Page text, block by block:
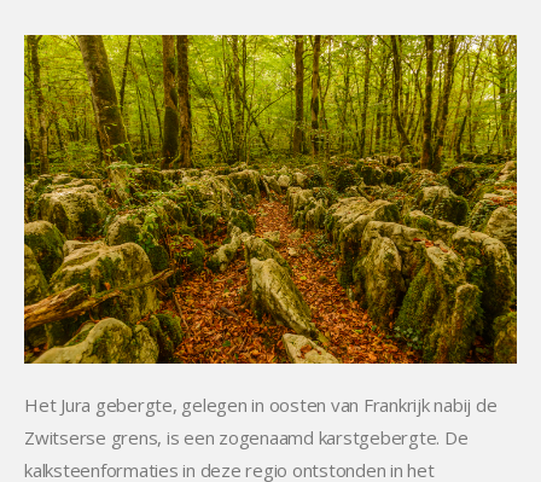
Het Jura gebergte, gelegen in oosten van Frankrijk nabij de
Zwitserse grens, is een zogenaamd karstgebergte. De
kalksteenformaties in deze regio ontstonden in het